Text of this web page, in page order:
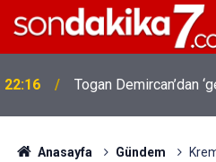
22:16 Togan Demircan’dan
Anasayfa Gündem